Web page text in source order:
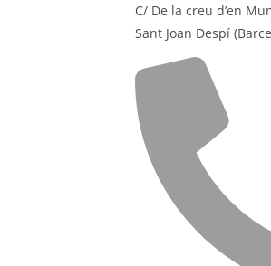
C/ De la creu d’en
Sant Joan Despí